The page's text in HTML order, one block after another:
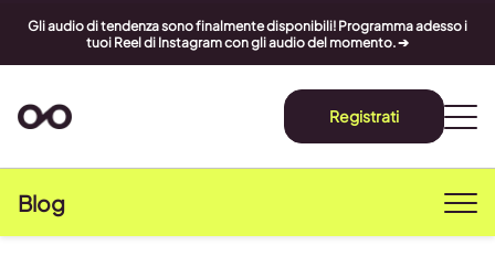
Gli audio di tendenza sono finalmente disponibili! Programma adesso i
tuoi Reel di Instagram con gli audio del momento. ➔
Registrati
Blog